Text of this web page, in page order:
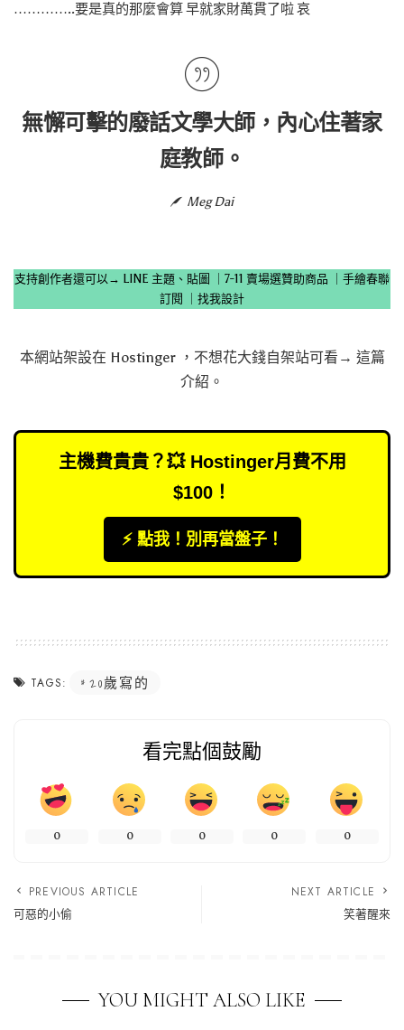
…………..要是真的那麼會算 早就家財萬貫了啦 哀
無懈可擊的廢話文學大師，內心住著家
庭教師。
Meg Dai
支持創作者還可以→ LINE 主題、貼圖 7-11 賣場選贊助商品
手繪春聯
訂閱
找我設計
本網站架設在 Hostinger，不想花大錢自架站可看→ 這篇
介紹 。
主機費貴貴？💥 Hostinger月費不用
$100！
⚡️ 點我！別再當盤子！
TAGS: 20歲寫的
看完點個鼓勵
0 0 0 0 0
PREVIOUS ARTICLE
可惡的小偷
NEXT ARTICLE
笑著醒來
YOU MIGHT ALSO LIKE